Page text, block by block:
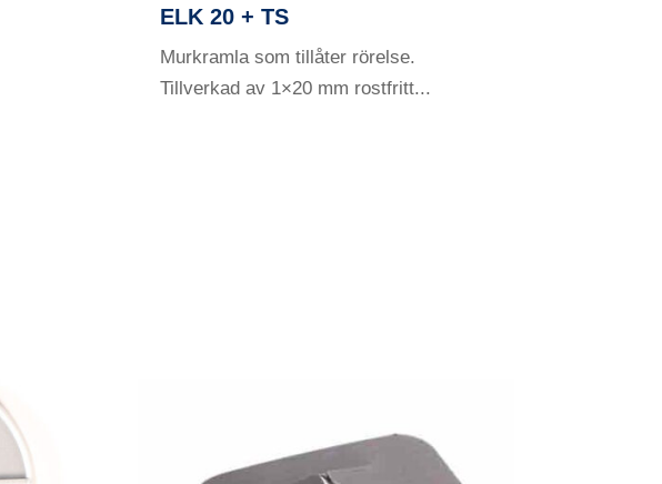
ELK 20 + TS
Murkramla som tillåter rörelse.
Tillverkad av 1×20 mm rostfritt...